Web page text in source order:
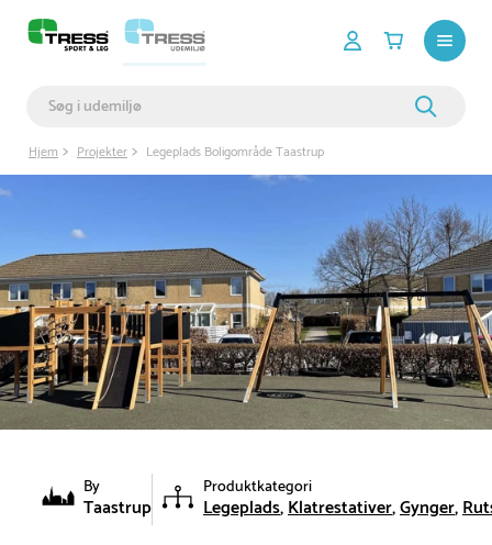
Hjem Projekter Legeplads Boligområde Taastrup
By
Taastrup
Produktkategori
Legeplads Klatrestativer Gynger